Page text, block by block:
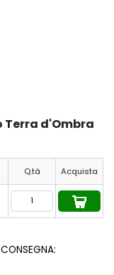
Terra d'Ombra
Q.tà Acquista